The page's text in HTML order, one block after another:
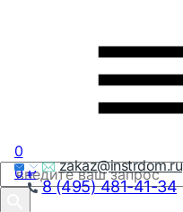
zakaz@instrdom.ru
8 (495) 481-41-34
0
0₽